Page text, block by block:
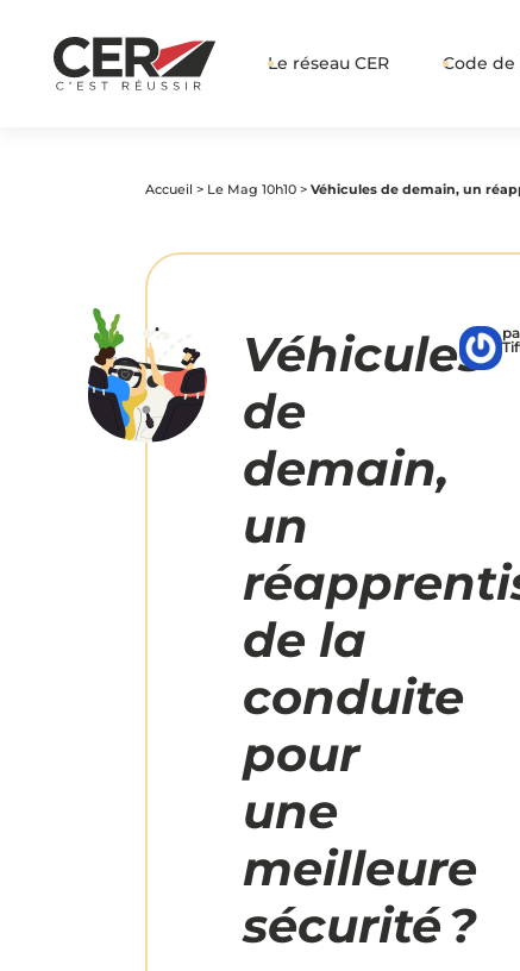
Le réseau CER Code de
Accueil > Le Mag 10h10 > Véhicules de demain, un
Véhicules
de
demain,
un
de la
conduite
pour
une
meilleure
sécurité ?